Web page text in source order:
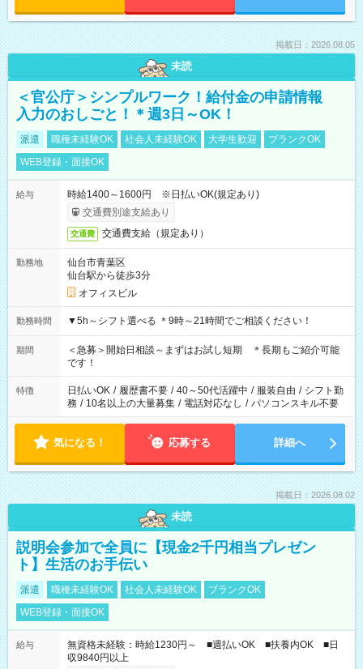
掲載日：2026.08.05
未読
＜官公庁＞シンプルワーク！給付金の申請情報
入力のおしごと！＊週3日～OK！
派遣 職種未経験OK 社会人未経験OK 大学生歓迎
ブランクOK
WEB登録・面接OK
給与
時給1400～1600円 ※日払いOK(規定あり)
交通費別途支給あり
交通費 交通費支給（規定あり）
勤務地
仙台市青葉区
仙台駅から徒歩3分
オフィスビル
勤務時間 ▼5h～シフト選べる ＊9時～21時間でご相談ください！
期間
＜急募＞開始日相談～まずはお試し短期 ＊長期もご紹介可能
です！
特徴 日払いOK / 履歴書不要 / 40～50代活躍中 / 服装自由 / シフト勤
務 / 10名以上の大量募集 / 電話対応なし / パソコンスキル不要
気になる！ 応募する 詳細へ
掲載日：2026.08.02
未読
説明会参加で全員に【現金2千円相当プレゼン
ト】生活のお手伝い
派遣 職種未経験OK 社会人未経験OK
ブランクOK
WEB登録・面接OK
給与
無資格未経験：時給1230円～ ■週払いOK ■扶養内OK ■日
収9840円以上